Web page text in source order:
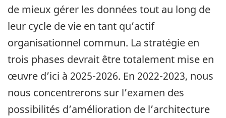
de mieux gérer les données tout au long de
leur cycle de vie en tant qu’actif
organisationnel commun. La stratégie en
trois phases devrait être totalement mise en
œuvre d’ici à 2025-2026. En 2022-2023, nous
nous concentrerons sur l’examen des
possibilités d’amélioration de l’architecture